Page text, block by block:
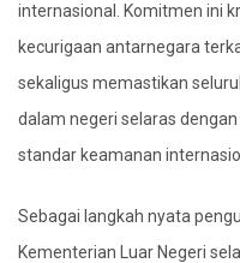
internasional. Komitmen ini
kecurigaan antarnegara
sekaligus memastikan
dalam negeri selaras
standar keamanan
​Sebagai langkah nyata
Kementerian Luar Negeri